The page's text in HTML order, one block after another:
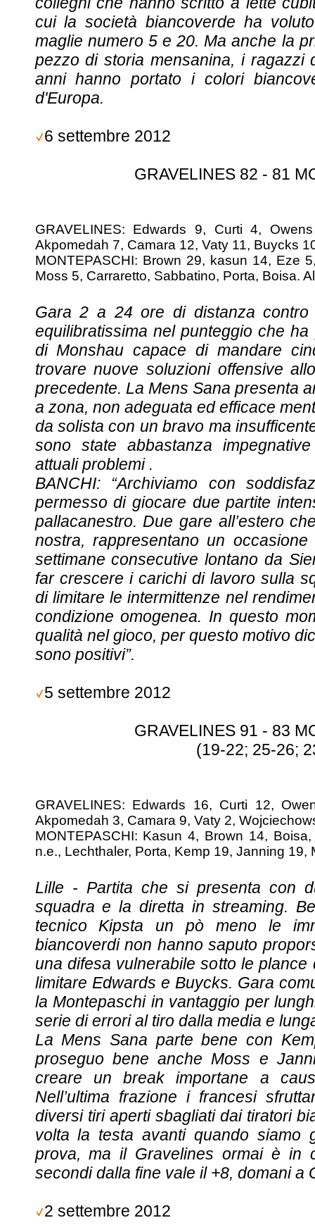
cui la società biancoverde ha
maglie numero 5 e 20. Ma anche la
pezzo di storia mensanina, i ragazzi
anni hanno portato i colori
d'Europa.
6 settembre 2012
GRAVELINES 82 - 81
GRAVELINES: Edwards 9, Curti 4,
Akpomedah 7, Camara 12, Vaty 11, Buycks
MONTEPASCHI: Brown 29, kasun 14, Eze
Moss 5, Carraretto, Sabbatino, Porta, Boisa.
Gara 2 a 24 ore di distanza contro
equilibratissima nel punteggio che
di Monshau capace di mandare
trovare nuove soluzioni offensive
precedente. La Mens Sana presenta
a zona, non adeguata ed efficace
da solista con un bravo ma
sono state abbastanza
attuali problemi .
BANCHI: “Archiviamo con
permesso di giocare due partite
pallacanestro. Due gare all’estero
nostra, rappresentano un
settimane consecutive lontano da
far crescere i carichi di lavoro sulla
di limitare le intermittenze nel
condizione omogenea. In questo
qualità nel gioco, per questo motivo
sono positivi”.
5 settembre 2012
GRAVELINES 91 - 83
(19-22; 25-26;
GRAVELINES: Edwards 16, Curti 12,
Akpomedah 3, Camara 9, Vaty 2,
MONTEPASCHI: Kasun 4, Brown 14,
n.e., Lechthaler, Porta, Kemp 19, Janning 19,
Lille - Partita che si presenta con
squadra e la diretta in streaming.
tecnico Kipsta un pò meno le
biancoverdi non hanno saputo
una difesa vulnerabile sotto le
limitare Edwards e Buycks. Gara
la Montepaschi in vantaggio per
serie di errori al tiro dalla media e
La Mens Sana parte bene con
proseguo bene anche Moss e
creare un break importane a
Nell’ultima frazione i francesi
diversi tiri aperti sbagliati dai tiratori
volta la testa avanti quando siamo
prova, ma il Gravelines ormai è
secondi dalla fine vale il +8, domani a
2 settembre 2012